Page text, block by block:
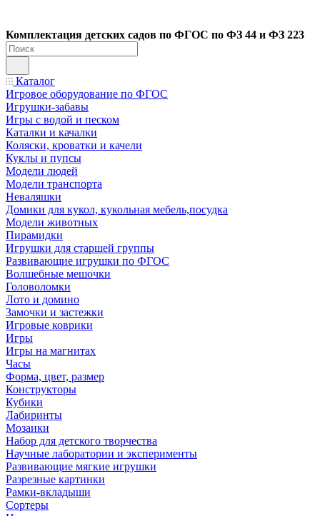
Комплектация детских садов по ФГОC по ФЗ 44 и ФЗ 223
Каталог
Игровое оборудование по ФГОС
Игрушки-забавы
Игры с водой и песком
Каталки и качалки
Коляски, кроватки и качели
Куклы и пупсы
Модели людей
Модели транспорта
Неваляшки
Домики для кукол, кукольная мебель,посудка
Модели животных
Пирамидки
Игрушки для старшей группы
Развивающие игрушки по ФГОС
Волшебные мешочки
Головоломки
Лото и домино
Замочки и застежки
Игровые коврики
Игры
Игры на магнитах
Часы
Форма, цвет, размер
Конструкторы
Кубики
Лабиринты
Мозаики
Набор для детского творчества
Научные лаборатории и эксперименты
Развивающие мягкие игрушки
Разрезные картинки
Рамки-вкладыши
Сортеры